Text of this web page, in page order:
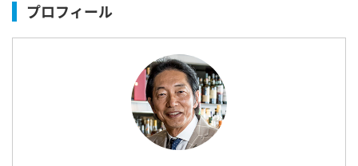
プロフィール